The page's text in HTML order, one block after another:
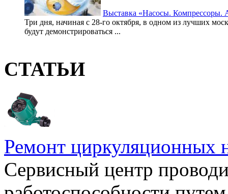
Выставка «Насосы. Компрессоры.
Три дня, начиная с 28-го октября, в одном из лучших
будут демонстрироваться ...
СТАТЬИ
Ремонт циркуляционных
Сервисный центр